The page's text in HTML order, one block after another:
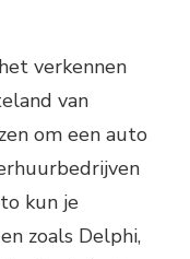
verkennen
van
om een auto
kun je
zoals Delphi,